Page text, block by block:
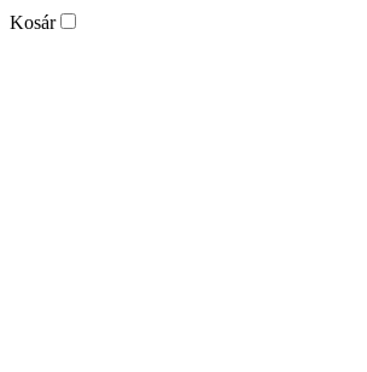
Kosár